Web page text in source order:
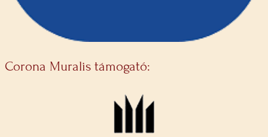
Corona Muralis támogató: